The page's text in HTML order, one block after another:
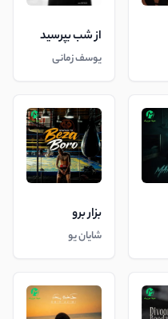
از شب بپرسید
یوسف زمانی
بزار برو
شایان یو